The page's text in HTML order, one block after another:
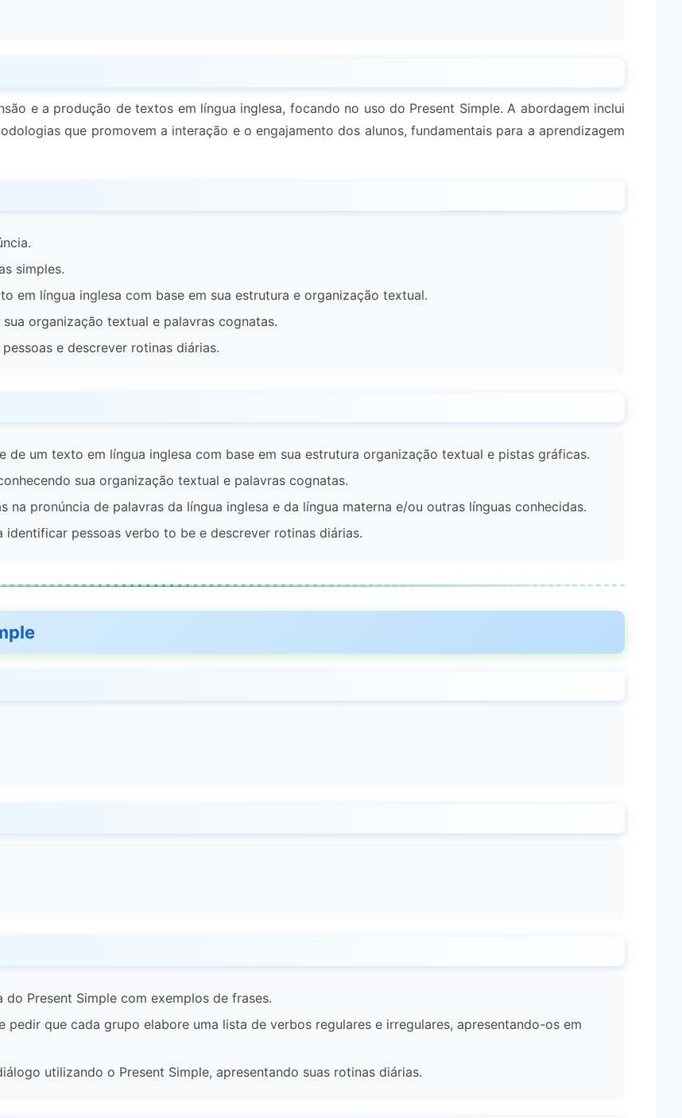
e a produção de textos em língua inglesa, focando no uso do Present Simple. A abordagem inclui
que promovem a interação e o engajamento dos alunos, fundamentais para a aprendizagem
simples.
em língua inglesa com base em sua estrutura e organização textual.
organização textual e palavras cognatas.
e descrever rotinas diárias.
de um texto em língua inglesa com base em sua estrutura organização textual e pistas gráficas.
sua organização textual e palavras cognatas.
na pronúncia de palavras da língua inglesa e da língua materna e/ou outras línguas conhecidas.
pessoas verbo to be e descrever rotinas diárias.
do Present Simple com exemplos de frases.
pedir que cada grupo elabore uma lista de verbos regulares e irregulares, apresentando-os em
utilizando o Present Simple, apresentando suas rotinas diárias.